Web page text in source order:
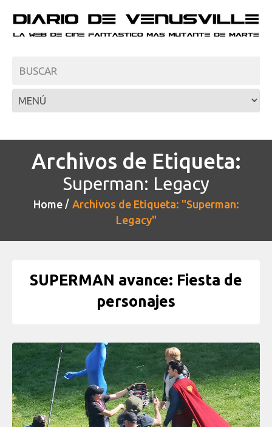
Archivos de Etiqueta:
Superman: Legacy
Home
Archivos de Etiqueta: "Superman:
Legacy"
SUPERMAN avance: Fiesta de
personajes